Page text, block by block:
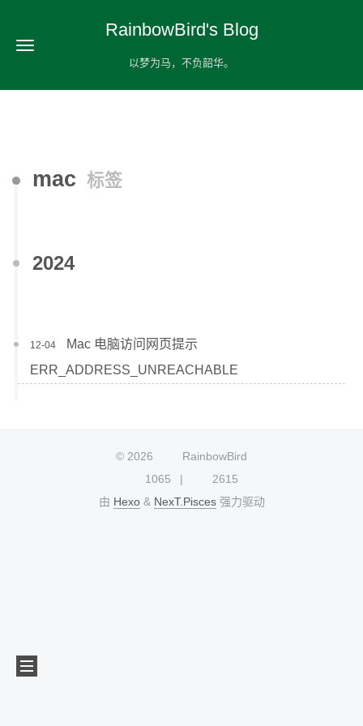
RainbowBird's Blog
以梦为马，不负韶华。
mac 标签
2024
12-04
Mac 电脑访问网页提示
ERR_ADDRESS_UNREACHABLE
© 2026
RainbowBird
1065
2615
由 Hexo& NexT.Pisces强力驱动